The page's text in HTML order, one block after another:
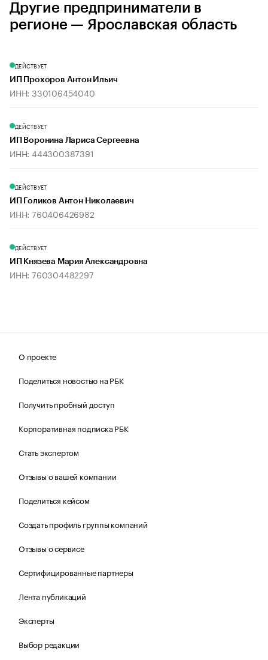
Другие предприниматели в
регионе — Ярославская область
ДЕЙСТВУЕТ
ИП Прохоров Антон Ильич
ИНН: 330106454040
ДЕЙСТВУЕТ
ИП Воронина Лариса Сергеевна
ИНН: 444300387391
ДЕЙСТВУЕТ
ИП Голиков Антон Николаевич
ИНН: 760406426982
ДЕЙСТВУЕТ
ИП Князева Мария Александровна
ИНН: 760304482297
О проекте
Поделиться новостью на РБК
Получить пробный доступ
Корпоративная подписка РБК
Стать экспертом
Отзывы о вашей компании
Поделиться кейсом
Создать профиль группы компаний
Отзывы о сервисе
Сертифицированные партнеры
Лента публикаций
Эксперты
Выбор редакции